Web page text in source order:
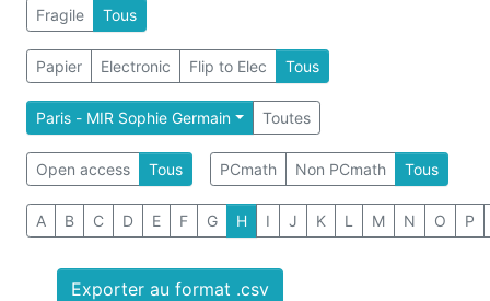
Fragile Tous
Papier Electronic Flip to Elec Tous
Paris - MIR Sophie Germain Toutes
Open access Tous PCmath Non PCmath Tous
A B C D E F G H I J K L M N O P
Exporter au format .csv